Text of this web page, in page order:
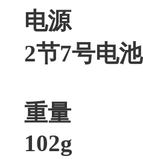
电源
2节7号电
重量
102g